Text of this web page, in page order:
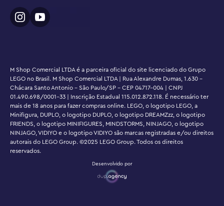
M Shop Comercial LTDA é a parceira oficial do site licenciado do Grupo
LEGO no Brasil. M Shop Comercial LTDA | Rua Alexandre Dumas, 1.630 -
Chácara Santo Antonio - São Paulo/SP - CEP 04717-004 | CNPJ
01.490.698/0001-33 | Inscrição Estadual 115.012.872.118. É necessário ter
mais de 18 anos para fazer compras online. LEGO, o logotipo LEGO, a
Minifigura, DUPLO, o logotipo DUPLO, o logotipo DREAMZzz, o logotipo
FRIENDS, o logotipo MINIFIGURES, MINDSTORMS, NINJAGO, o logotipo
NINJAGO, VIDIYO e o logotipo VIDIYO são marcas registradas e/ou direitos
autorais do LEGO Group. ©2025 LEGO Group. Todos os direitos
reservados.
Desenvolvido por